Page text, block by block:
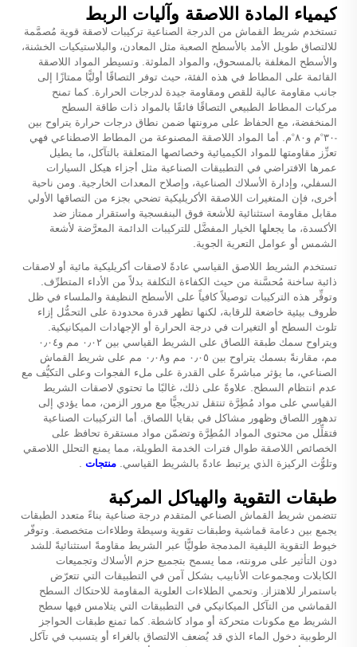
كيمياء المادة اللاصقة وآليات الربط
تستخدم شريط القماش من الدرجة الصناعية تركيبات لاصقة قوية مُصمَّمة
للالتصاق طويل الأمد بالأسطح الصعبة مثل المعادن، والبلاستيكيات الخشنة،
والأسطح المغلفة بالمسحوق، والمواد الملوثة. وتسيطر المواد اللاصقة
القائمة على المطاط في هذه الفئة، حيث توفر التصاقًا أوليًّا ممتازًا إلى
جانب مقاومة عالية للقص ومقاومة جيدة لدرجات الحرارة. كما تمنح
مركبات المطاط الطبيعي التصاقًا فائقًا بالمواد ذات طاقة السطح
المنخفضة، مع الحفاظ على مرونتها ضمن نطاق درجات حرارة يتراوح بين
-٣٠°م و٨٠°م. أما المواد اللاصقة المصنوعة من المطاط الاصطناعي فهي
تعزِّز مقاومتها للمواد الكيميائية وخصائصها المتعلقة بالتآكل، ما يطيل
عمرها الافتراضي في التطبيقات الصناعية مثل أجزاء هيكل السيارات
السفلي، وإدارة الأسلاك الصناعية، وإصلاح المعدات الخارجية. ومن ناحية
أخرى، فإن المتغيرات اللاصقة الأكريليكية تضحي بجزء من التصاقها الأولي
مقابل مقاومة استثنائية للأشعة فوق البنفسجية واستقرار ممتاز ضد
الأكسدة، ما يجعلها الخيار المفضَّل للتركيبات الدائمة المعرَّضة لأشعة
الشمس أو عوامل التعرية الجوية.
تستخدم الشريط اللاصق القياسي عادةً لاصقات أكريليكية مائية أو لاصقات
ذائبة ساخنة مُحسَّنة من حيث الكفاءة التكلفة بدلاً من الأداء المتطرِّف.
وتوفِّر هذه التركيبات توصيلاً كافياً على الأسطح النظيفة والملساء في ظل
ظروف بيئية خاضعة للرقابة، لكنها تظهر قدرة محدودة على التحمُّل إزاء
تلوث السطح أو التغيرات في درجة الحرارة أو الإجهادات الميكانيكية.
ويتراوح سمك طبقة اللصاق على الشريط القياسي بين ٠٫٠٢ مم و٠٫٠٤
مم، مقارنةً بسمك يتراوح بين ٠٫٠٥ مم و٠٫٠٨ مم على شريط القماش
الصناعي، ما يؤثر مباشرةً على القدرة على ملء الفجوات وعلى التكيُّف مع
عدم انتظام السطح. علاوةً على ذلك، غالبًا ما تحتوي لاصقات الشريط
القياسي على مواد مُطِرَّة تنتقل تدريجيًّا مع مرور الزمن، مما يؤدي إلى
تدهور اللصاق وظهور مشاكل في بقايا اللصاق. أما التركيبات الصناعية
فتقلِّل من محتوى المواد المُطِرَّة وتضمّن مواد مستقرة تحافظ على
الخصائص اللاصقة طوال فترات الخدمة الطويلة، مما يمنع التحلل اللاصقي
وتلوُّث الركيزة الذي يرتبط عادةً بالشريط القياسي. منتجات .
طبقات التقوية والهياكل المركبة
تتضمن شريط القماش الصناعي المتقدم درجة صناعية بناءً متعدد الطبقات
يجمع بين دعامة قماشية وطبقات تقوية وسيطة وطلاءات متخصصة. وتوفّر
خيوط التقوية الليفية المدمجة طوليًّا عبر الشريط مقاومةً استثنائيةً للشد
دون التأثير على مرونته، مما يسمح بتجميع حزم الأسلاك وتجميعات
الكابلات ومجموعات الأنابيب بشكل آمن في التطبيقات التي تتعرّض
باستمرار للاهتزاز. وتحمي الطلاءات العلوية المقاومة للاحتكاك السطح
القماشي من التآكل الميكانيكي في التطبيقات التي يتلامس فيها سطح
الشريط مع مكونات متحركة أو مواد كاشطة. كما تمنع طبقات الحواجز
الرطوبية دخول الماء الذي قد يُضعف الالتصاق بالغراء أو يتسبب في تآكل